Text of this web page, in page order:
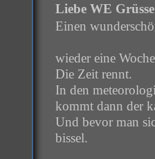
Liebe WE Grüsse
Einen
wieder eine
Die Zeit rennt.
In den
kommt dann der
Und bevor man
bissel.